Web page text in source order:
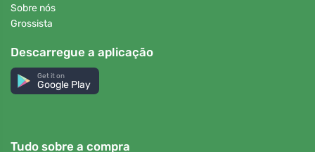
Sobre nós
Grossista
Descarregue a aplicação
Get it on
Google Play
Tudo sobre a compra